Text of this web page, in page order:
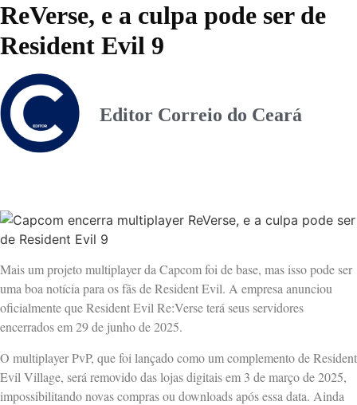
ReVerse, e a culpa pode ser de
Resident Evil 9
Editor Correio do Ceará
Mais um projeto multiplayer da Capcom foi de base, mas isso pode ser
uma boa notícia para os fãs de Resident Evil. A empresa anunciou
oficialmente que Resident Evil Re:Verse terá seus servidores
encerrados em 29 de junho de 2025.
O multiplayer PvP, que foi lançado como um complemento de Resident
Evil Village, será removido das lojas digitais em 3 de março de 2025,
impossibilitando novas compras ou downloads após essa data. Ainda